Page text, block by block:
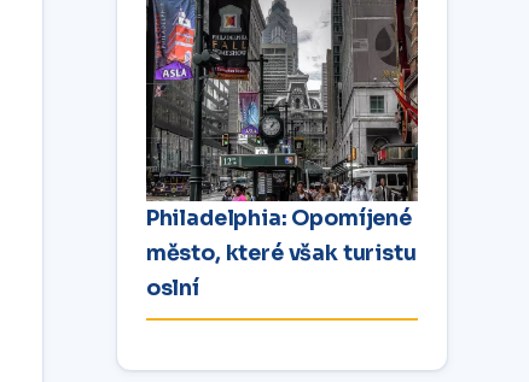
Philadelphia: Opomíjené
město, které však turistu
oslní